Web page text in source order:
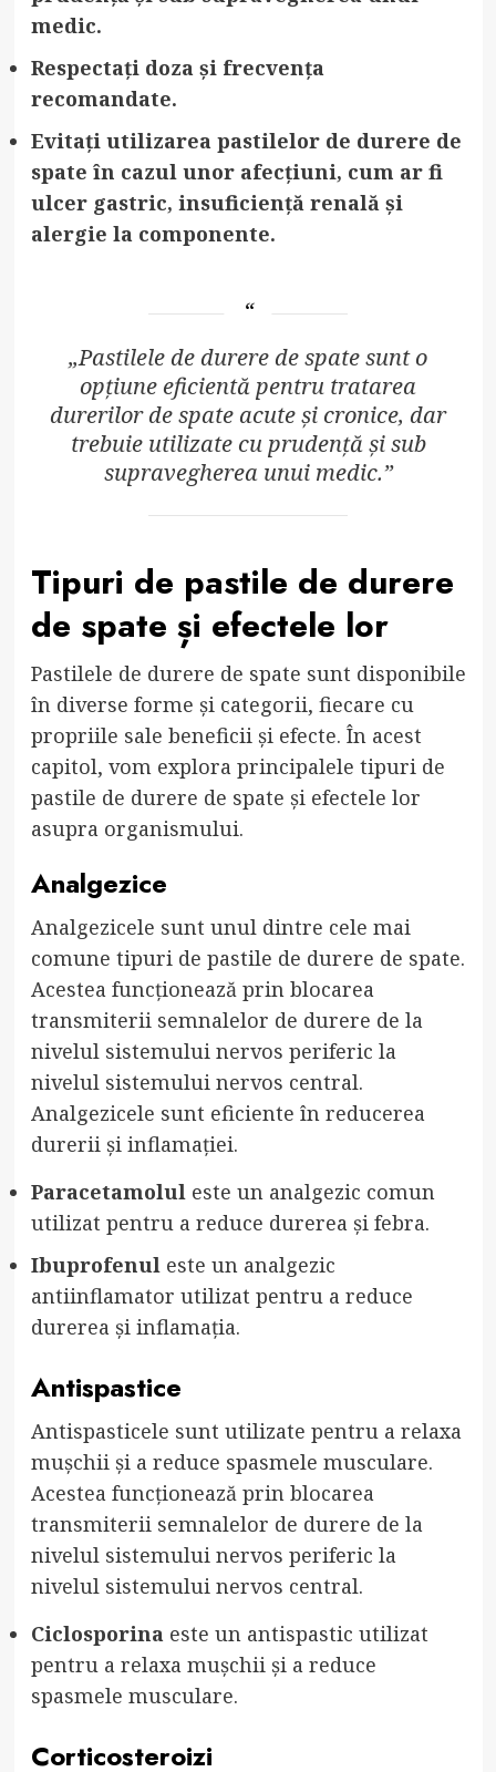
medic.
Respectați doza și frecvența
recomandate.
Evitați utilizarea pastilelor de durere de
spate în cazul unor afecțiuni, cum ar fi
ulcer gastric, insuficiență renală și
alergie la componente.
„Pastilele de durere de spate sunt o
opțiune eficientă pentru tratarea
durerilor de spate acute și cronice, dar
trebuie utilizate cu prudență și sub
supravegherea unui medic.”
Tipuri de pastile de durere
de spate și efectele lor
Pastilele de durere de spate sunt disponibile
în diverse forme și categorii, fiecare cu
propriile sale beneficii și efecte. În acest
capitol, vom explora principalele tipuri de
pastile de durere de spate și efectele lor
asupra organismului.
Analgezice
Analgezicele sunt unul dintre cele mai
comune tipuri de pastile de durere de spate.
Acestea funcționează prin blocarea
transmiterii semnalelor de durere de la
nivelul sistemului nervos periferic la
nivelul sistemului nervos central.
Analgezicele sunt eficiente în reducerea
durerii și inflamației.
Paracetamoluleste un analgezic comun
utilizat pentru a reduce durerea și febra.
Ibuprofenuleste un analgezic
antiinflamator utilizat pentru a reduce
durerea și inflamația.
Antispastice
Antispasticele sunt utilizate pentru a relaxa
mușchii și a reduce spasmele musculare.
Acestea funcționează prin blocarea
transmiterii semnalelor de durere de la
nivelul sistemului nervos periferic la
nivelul sistemului nervos central.
Ciclosporinaeste un antispastic utilizat
pentru a relaxa mușchii și a reduce
spasmele musculare.
Corticosteroizi